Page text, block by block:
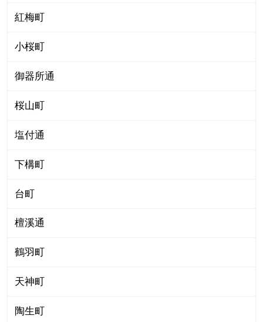
紅梅町
小桜町
御器所通
桜山町
塩付通
下構町
台町
檀溪通
鶴羽町
天神町
陶生町